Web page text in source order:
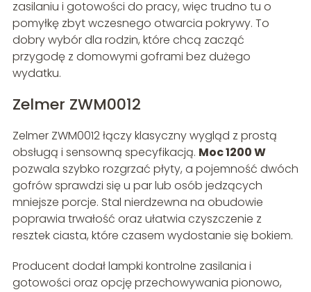
zasilaniu i gotowości do pracy, więc trudno tu o
pomyłkę zbyt wczesnego otwarcia pokrywy. To
dobry wybór dla rodzin, które chcą zacząć
przygodę z domowymi goframi bez dużego
wydatku.
Zelmer ZWM0012
Zelmer ZWM0012 łączy klasyczny wygląd z prostą
obsługą i sensowną specyfikacją. Moc 1200 W
pozwala szybko rozgrzać płyty, a pojemność dwóch
gofrów sprawdzi się u par lub osób jedzących
mniejsze porcje. Stal nierdzewna na obudowie
poprawia trwałość oraz ułatwia czyszczenie z
resztek ciasta, które czasem wydostanie się bokiem.
Producent dodał lampki kontrolne zasilania i
gotowości oraz opcję przechowywania pionowo,